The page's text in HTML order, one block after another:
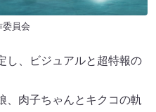
委員会
し、ビジュアルと超特報の
、肉子ちゃんとキクコの軌